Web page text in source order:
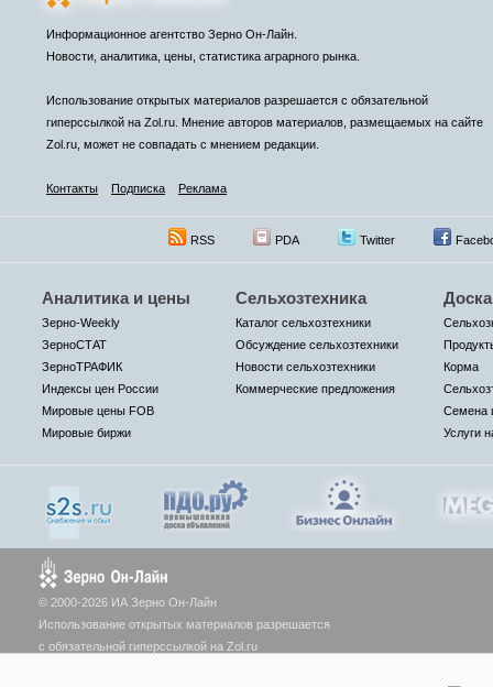
Информационное агентство Зерно Он-Лайн.
Новости, аналитика, цены, статистика аграрного рынка.
Использование открытых материалов разрешается с обязательной
гиперссылкой на Zol.ru. Мнение авторов материалов, размещаемых на сайте
Zol.ru, может не совпадать с мнением редакции.
Контакты Подписка Реклама
RSS PDA Twitter
Аналитика и цены
Зерно-Weekly
ЗерноСТАТ
ЗерноТРАФИК
Индексы цен России
Мировые цены FOB
Мировые биржи
Сельхозтехника
Каталог сельхозтехники
Обсуждение сельхозтехники
Новости сельхозтехники
Коммерческие предложения
Корма
Семена
Услуги
© 2000-2026 ИА Зерно Он-Лайн
Использование открытых материалов разрешается
с обязательной гиперссылкой на Zol.ru